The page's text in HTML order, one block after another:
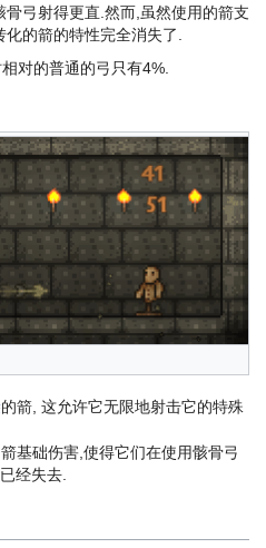
弓射得更直.然而,虽然使用的箭支
的箭的特性完全消失了.
相对的普通的弓只有4%.
的箭, 这允许它无限地射击它的特殊
基础伤害,使得它们在使用骸骨弓
经失去.